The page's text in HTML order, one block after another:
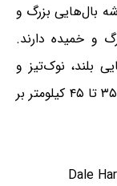
لاشه بال‌هایی بزرگ و
و خمیده دارند.
بلند، نوک‌تیز و
خمیده هستند. این کلاغ‌ها می‌توانند با سرعت ۳۵ تا ۴۵ کیلومتر بر
Dale